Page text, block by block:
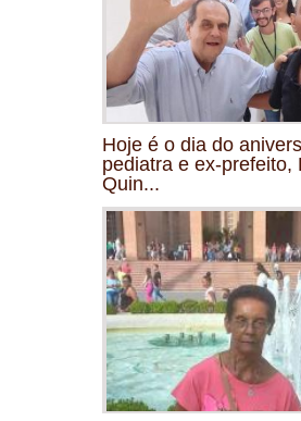
Hoje é o dia do
pediatra e ex-prefeito,
Quin...